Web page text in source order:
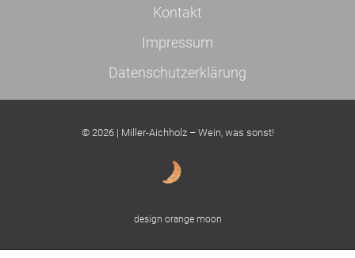
Kontakt
Impressum
Datenschutzerklärung
© 2026 | Miller-Aichholz – Wein, was sonst!
design orange moon